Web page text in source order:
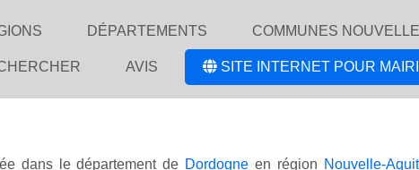
DÉPARTEMENTS COMMUNES
AVIS SITE INTERNET POUR
dans le département de Dordogne en région Nouvelle-